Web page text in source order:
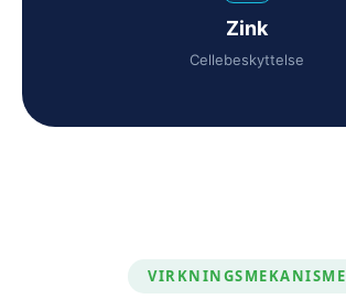
Zink
Cellebeskyttelse
VIRKNINGSMEKANISME